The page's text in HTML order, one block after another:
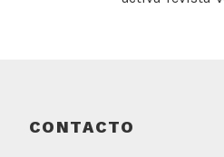
CONTACTO